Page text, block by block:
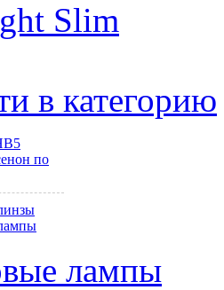
Slim
в категорию
по
лампы